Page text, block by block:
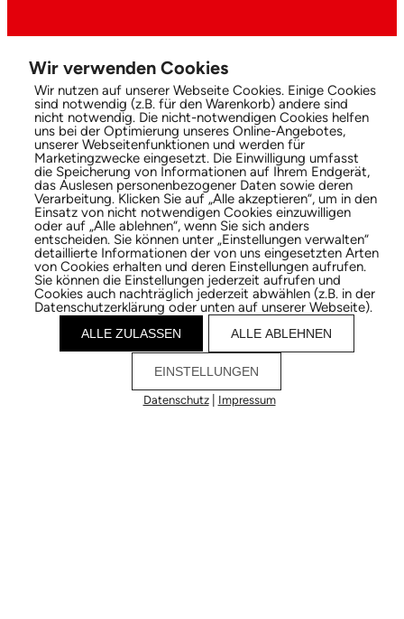
Wir verwenden Cookies
Wir nutzen auf unserer Webseite Cookies. Einige Cookies
sind notwendig (z.B. für den Warenkorb) andere sind
nicht notwendig. Die nicht-notwendigen Cookies helfen
uns bei der Optimierung unseres Online-Angebotes,
unserer Webseitenfunktionen und werden für
Marketingzwecke eingesetzt. Die Einwilligung umfasst
die Speicherung von Informationen auf Ihrem Endgerät,
das Auslesen personenbezogener Daten sowie deren
Verarbeitung. Klicken Sie auf „Alle akzeptieren“, um in den
Einsatz von nicht notwendigen Cookies einzuwilligen
oder auf „Alle ablehnen“, wenn Sie sich anders
entscheiden. Sie können unter „Einstellungen verwalten“
detaillierte Informationen der von uns eingesetzten Arten
von Cookies erhalten und deren Einstellungen aufrufen.
Sie können die Einstellungen jederzeit aufrufen und
Cookies auch nachträglich jederzeit abwählen (z.B. in der
Datenschutzerklärung oder unten auf unserer Webseite).
ALLE ZULASSEN ALLE ABLEHNEN
EINSTELLUNGEN
Datenschutz| Impressum